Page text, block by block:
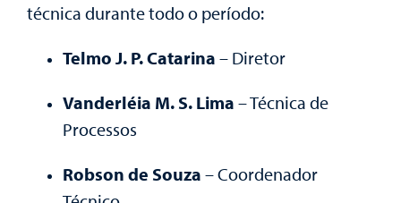
técnica durante todo o período:
Telmo J. P. Catarina – Diretor
Vanderléia M. S. Lima – Técnica de
Processos
Robson de Souza – Coordenador